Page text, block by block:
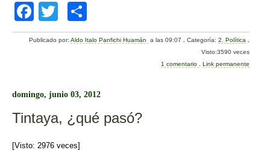
F
a
b
o
k
wi
tt
o
m
ar
tir
Publicado por:Aldo Italo Panfichi Huamán a las 09:07.Categoría:2. Política .
Visto:3590 veces
1 comentario. Link permanente
domingo, junio 03, 2012
Tintaya, ¿qué pasó?
[Visto: 2976 veces]